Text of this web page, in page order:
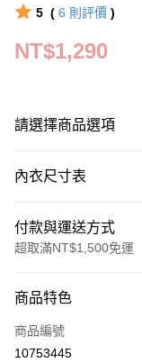
5 ( 6 則評價 )
NT$1,290
請選擇商品選項
內衣尺寸表
付款與運送方式
超取滿NT$1,500免運
信用卡一次付款
超商取貨付款
商品特色
商品編號
10753445